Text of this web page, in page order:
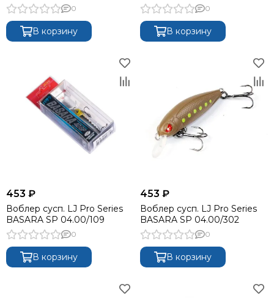
0
В корзину
0
В корзину
453 ₽
Воблер сусп. LJ Pro Series
BASARA SP 04.00/109
0
В корзину
453 ₽
Воблер сусп. LJ Pro Series
BASARA SP 04.00/302
0
В корзину